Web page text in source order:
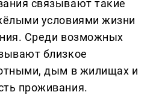
связывают такие
условиями жизни
Среди возможных
близкое
дым в жилищах и
проживания.